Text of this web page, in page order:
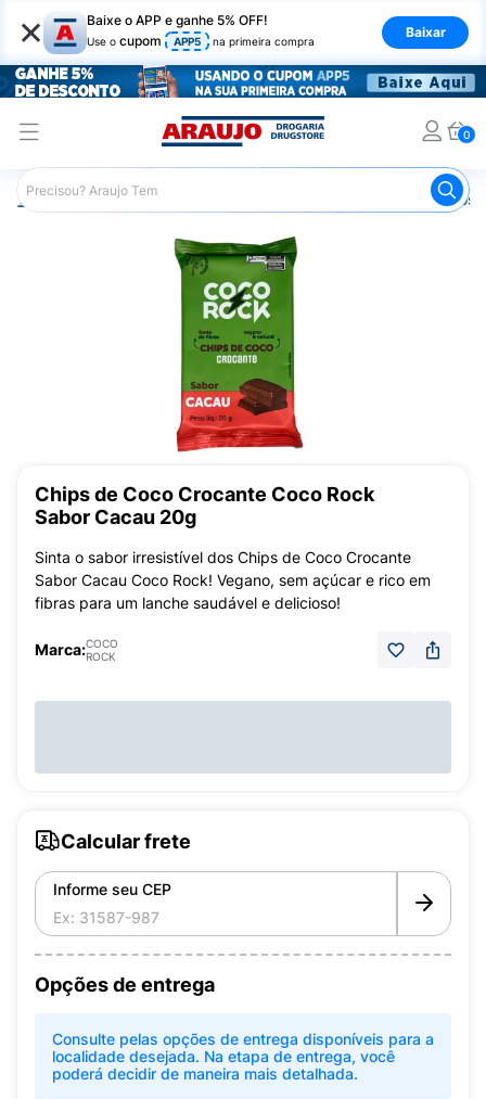
× Baixe o APP e ganhe 5% OFF!
Use o cupom APP5 na primeira compra
Baixar
0
Araujo Mercado Salgadinhos
Chips de Coco Crocante Coco Rock
Sabor Cacau 20g
Sinta o sabor irresistível dos Chips de Coco Crocante
Sabor Cacau Coco Rock! Vegano, sem açúcar e rico em
fibras para um lanche saudável e delicioso!
Marca:COCO
ROCK
Calcular frete
Informe seu CEP
Opções de entrega
Consulte pelas opções de entrega disponíveis para a
localidade desejada. Na etapa de entrega, você
poderá decidir de maneira mais detalhada.